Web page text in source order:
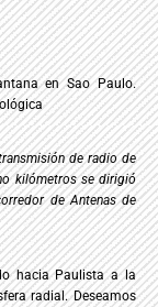
en Sao Paulo.
de radio de
kilómetros se dirigió
de Antenas de
hacia Paulista a la
radial. Deseamos